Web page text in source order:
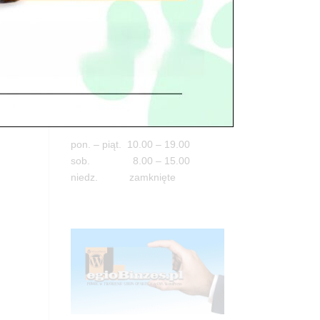
05-100 Nowy Dwór Mazowiecki
tel. 503 900 215
pon. – piąt. 10.00 – 19.00
sob. 8.00 – 15.00
niedz. zamknięte